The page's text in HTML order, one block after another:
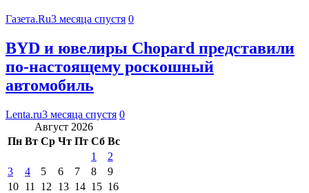
Газета.Ru3 месяца спустя 0
BYD и ювелиры Chopard представили
по-настоящему роскошный
автомобиль
Lenta.ru3 месяца спустя 0
Август 2026
Пн Вт Ср Чт Пт Сб Вс
1
2
3
4 5 6 7 8
9
10 11 12 13 14 15 16